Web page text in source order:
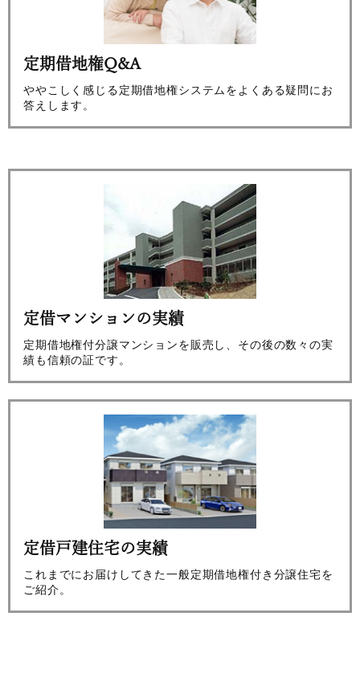
定期借地権Q&A
ややこしく感じる定期借地権システムをよくある疑問にお
答えします。
定借マンションの実績
定期借地権付分譲マンションを販売し、その後の数々の実
績も信頼の証です。
定借戸建住宅の実績
これまでにお届けしてきた一般定期借地権付き分譲住宅を
ご紹介。